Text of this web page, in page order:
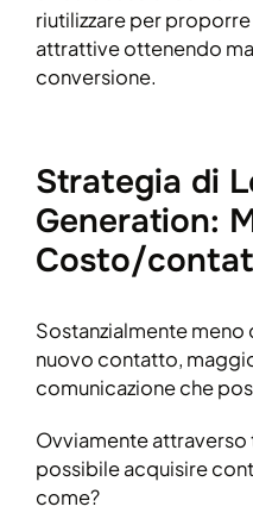
riutilizzare per
attrattive ottenendo
conversione.
Strategia di
Generation:
Costo/
Sostanzialmente meno
nuovo contatto,
comunicazione che
Ovviamente
possibile acquisire
come?